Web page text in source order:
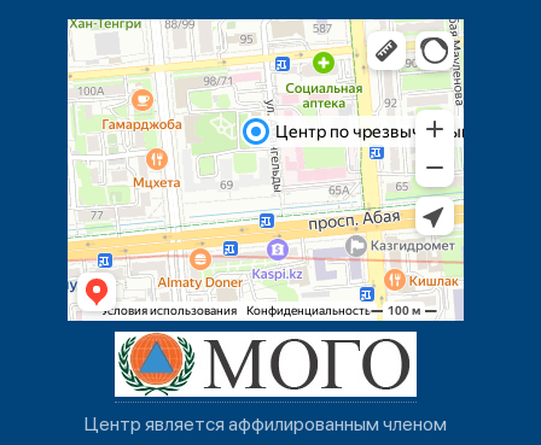
Центр является аффилированным членом